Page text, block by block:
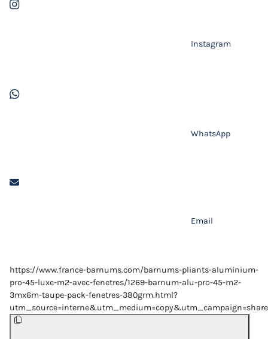
Instagram
WhatsApp
Email
https://www.france-barnums.com/barnums-pliants-aluminium-
pro-45-luxe-m2-avec-fenetres/1269-barnum-alu-pro-45-m2-
3mx6m-taupe-pack-fenetres-380grm.html?